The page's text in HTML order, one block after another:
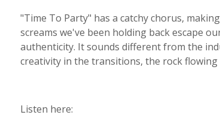
"Time To Party" has a catchy chorus,
screams we've been holding back escape
authenticity. It sounds different from the
creativity in the transitions, the rock
Listen here: